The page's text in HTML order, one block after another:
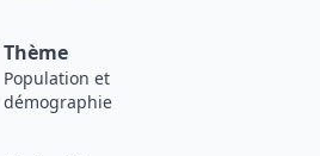
Thème
Population et
démographie